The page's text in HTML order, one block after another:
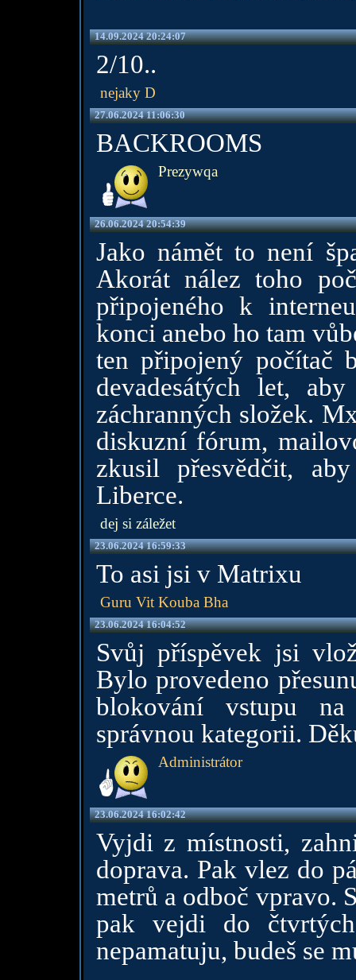
14.09.2024 20:24:07
2/10..
nejaky D
27.06.2024 11:06:30
BACKROOMS
Prezywqa
26.06.2024 20:54:39
Jako námět to není
Akorát nález toho
připojeného k
konci anebo ho tam
ten připojený počítač
devadesátých let,
záchranných složek.
diskuzní fórum,
zkusil přesvědčit,
Liberce.
dej si záležet
23.06.2024 16:59:33
To asi jsi v Matrixu
Guru Vit Kouba Bha
23.06.2024 16:04:52
Svůj příspěvek jsi
Bylo provedeno
blokování vstupu
správnou kategorii.
Administrátor
23.06.2024 16:02:42
Vyjdi z místnosti,
doprava. Pak vlez do
metrů a odboč vpravo.
pak vejdi do
nepamatuju, budeš se